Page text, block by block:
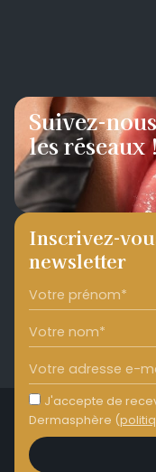
Suivez-
les réseaux
Inscrivez-
newsletter
J'accepte de
Dermasphère (